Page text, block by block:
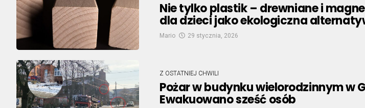
Nie tylko plastik – drewniane i
dla dzieci jako ekologiczna
Mario 29 stycznia, 2026
Z OSTATNIEJ CHWILI
Pożar w budynku wielorodzinnym w
Ewakuowano sześć osób